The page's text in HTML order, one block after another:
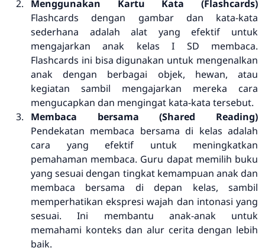
Menggunakan Kartu Kata (Flashcards)
Flashcards dengan gambar dan kata-kata
sederhana adalah alat yang efektif untuk
mengajarkan anak kelas I SD membaca.
Flashcards ini bisa digunakan untuk mengenalkan
anak dengan berbagai objek, hewan, atau
kegiatan sambil mengajarkan mereka cara
mengucapkan dan mengingat kata-kata tersebut.
Membaca bersama (Shared Reading)
Pendekatan membaca bersama di kelas adalah
cara yang efektif untuk meningkatkan
pemahaman membaca. Guru dapat memilih buku
yang sesuai dengan tingkat kemampuan anak dan
membaca bersama di depan kelas, sambil
memperhatikan ekspresi wajah dan intonasi yang
sesuai. Ini membantu anak-anak untuk
memahami konteks dan alur cerita dengan lebih
baik.